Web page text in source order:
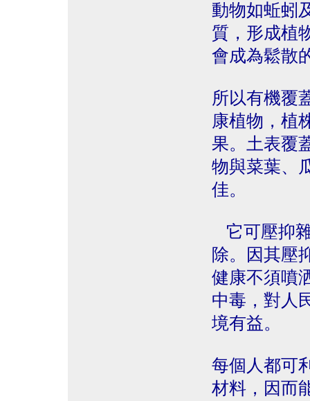
動物如蚯蚓
質，形成植
會成為鬆散
所以有機覆
康植物，植
果。土表覆
物與菜葉、
佳。
它可壓抑
除。因其壓
健康不須噴
中毒，對人
境有益。
每個人都可
材料，因而